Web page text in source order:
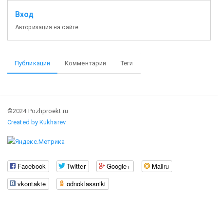
Вход
Авторизация на сайте.
Публикации Комментарии Теги
©2024 Pozhproekt.ru
Created by Kukharev
Facebook Twitter Google+
Mailru
vkontakte
odnoklassniki